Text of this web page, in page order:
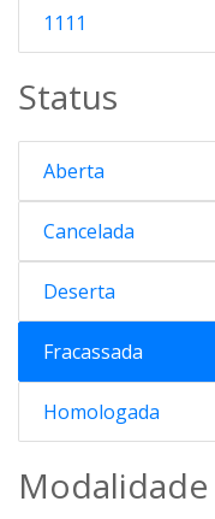
1111
Status
Aberta
Cancelada
Deserta
Fracassada
Homologada
Modalidade